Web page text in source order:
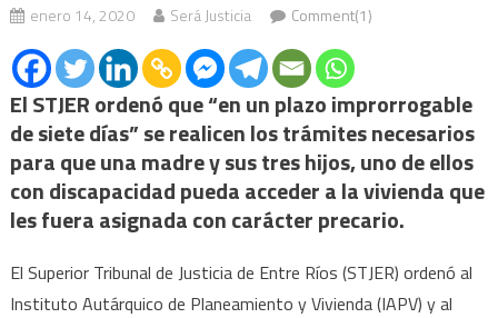
enero 14, 2020 Será Justicia Comment(1)
El STJER ordenó que “en un plazo improrrogable
de siete días” se realicen los trámites necesarios
para que una madre y sus tres hijos, uno de ellos
con discapacidad pueda acceder a la vivienda que
les fuera asignada con carácter precario.
El Superior Tribunal de Justicia de Entre Ríos (STJER) ordenó al
Instituto Autárquico de Planeamiento y Vivienda (IAPV) y al